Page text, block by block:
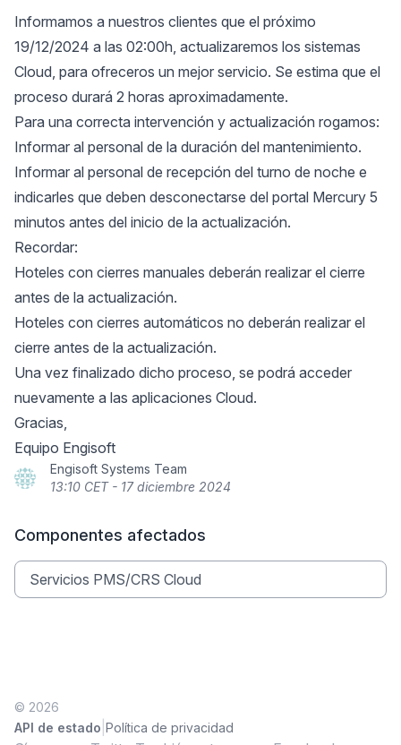
Informamos a nuestros clientes que el próximo
19/12/2024 a las 02:00h, actualizaremos los sistemas
Cloud, para ofreceros un mejor servicio. Se estima que el
proceso durará 2 horas aproximadamente.
Para una correcta intervención y actualización rogamos:
Informar al personal de la duración del mantenimiento.
Informar al personal de recepción del turno de noche e
indicarles que deben desconectarse del portal Mercury 5
minutos antes del inicio de la actualización.
Recordar:
Hoteles con cierres manuales deberán realizar el cierre
antes de la actualización.
Hoteles con cierres automáticos no deberán realizar el
cierre antes de la actualización.
Una vez finalizado dicho proceso, se podrá acceder
nuevamente a las aplicaciones Cloud.
Gracias,
Equipo Engisoft
Engisoft Systems Team
13:10 CET - 17 diciembre 2024
Componentes afectados
Servicios PMS/CRS Cloud
© 2026
API de estado Política de privacidad